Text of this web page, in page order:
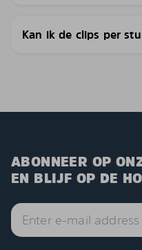
Kan ik de clips per
ABONNEER OP
EN BLIJF OP DE